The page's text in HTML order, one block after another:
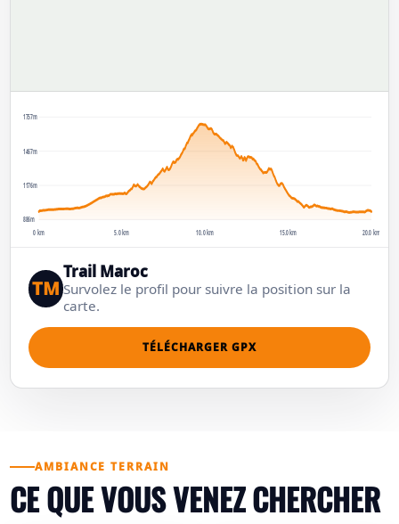
1757m
1467m
1176m
886m
0 km 5.0 km 10.0 km 15.0 km 20.0 km
TM
Trail Maroc
Survolez le profil pour suivre la position sur la
carte.
TÉLÉCHARGER GPX
AMBIANCE TERRAIN
CE QUE VOUS VENEZ CHERCHER